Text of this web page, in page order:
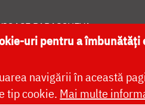
PARASCHEVA
Site dezvoltat
uri pentru a
navigării în această
tip cookie. Mai multe